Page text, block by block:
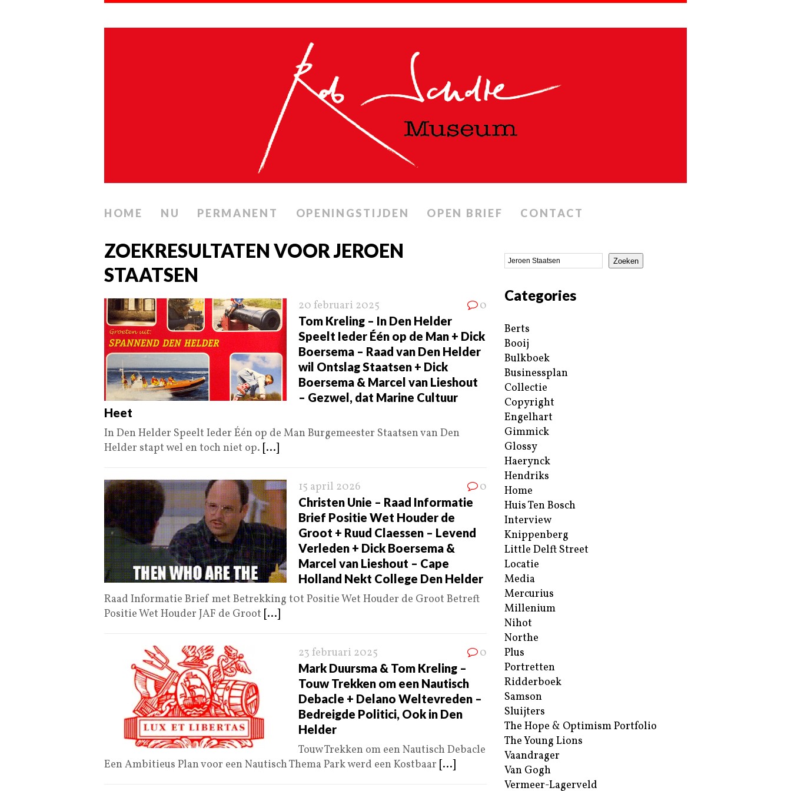
HOME NU PERMANENT OPENINGSTIJDEN OPEN BRIEF CONTACT
ZOEKRESULTATEN VOOR JEROEN
STAATSEN
20 februari 2025 0
Tom Kreling – In Den Helder
Speelt Ieder Één op de Man + Dick
Boersema – Raad van Den Helder
wil Ontslag Staatsen + Dick
Boersema & Marcel van Lieshout
– Gezwel, dat Marine Cultuur
Heet
In Den Helder Speelt Ieder Één op de Man Burgemeester Staatsen van Den
Helder stapt wel en toch niet op. [...]
15 april 2026 0
Christen Unie – Raad Informatie
Brief Positie Wet Houder de
Groot + Ruud Claessen – Levend
Verleden + Dick Boersema &
Marcel van Lieshout – Cape
Holland Nekt College Den Helder
Raad Informatie Brief met Betrekking t0t Positie Wet Houder de Groot Betreft
Positie Wet Houder JAF de Groot [...]
23 februari 2025 0
Mark Duursma & Tom Kreling –
Touw Trekken om een Nautisch
Debacle + Delano Weltevreden –
Bedreigde Politici, Ook in Den
Helder
Touw Trekken om een Nautisch Debacle
Een Ambitieus Plan voor een Nautisch Thema Park werd een Kostbaar [...]
Zoeken
Categories
Berts
Booij
Bulkboek
Businessplan
Collectie
Copyright
Engelhart
Gimmick
Glossy
Haerynck
Hendriks
Home
Huis Ten Bosch
Interview
Knippenberg
Little Delft Street
Locatie
Media
Mercurius
Millenium
Nihot
Northe
Plus
Portretten
Ridderboek
Samson
Sluijters
The Hope & Optimism Portfolio
The Young Lions
Vaandrager
Van Gogh
Vermeer-Lagerveld